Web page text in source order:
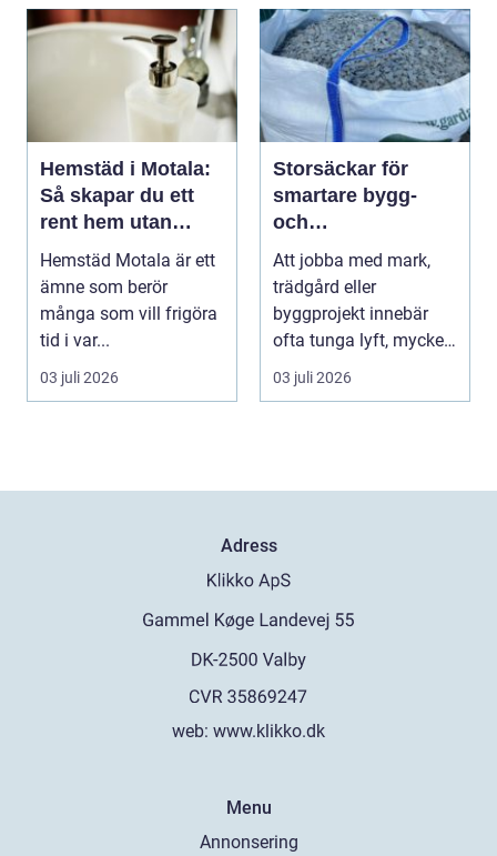
Hemstäd i Motala:
Så skapar du ett
rent hem utan
stress
Hemstäd Motala är ett
ämne som berör
många som vill frigöra
tid i var...
03 juli 2026
Storsäckar för
smartare bygg-
och
trädgårdsprojekt
Att jobba med mark,
trädgård eller
byggprojekt innebär
ofta tunga lyft, mycket
logis...
03 juli 2026
Adress
web: www.klikko.dk
Menu
Annonsering